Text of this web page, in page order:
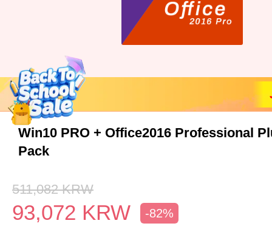
Win10 PRO + Office2016 Professional
Pack
511,082 KRW
93,072 KRW -82%